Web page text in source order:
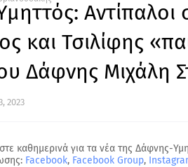
Αντίπαλοι
και Τσιλίφης
Δάφνης Μιχάλη
2023
καθημερινά για τα νέα της Δάφνης-
Facebook, Facebook Group,